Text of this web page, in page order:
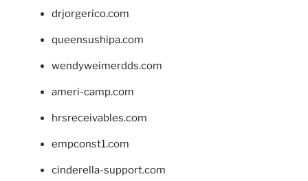
drjorgerico.com
queensushipa.com
wendyweimerdds.com
ameri-camp.com
hrsreceivables.com
empconst1.com
cinderella-support.com